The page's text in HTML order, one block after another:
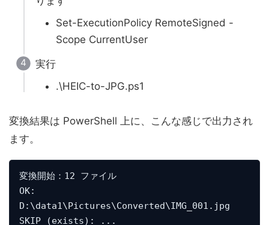
Set-ExecutionPolicy RemoteSigned -
Scope CurrentUser
実行
.\HEIC-to-JPG.ps1
変換結果は PowerShell 上に、こんな感じで出力され
ます。
変換開始：12 ファイル
OK:
D:\data1\Pictures\Converted\IMG_001.jpg
SKIP (exists): ...